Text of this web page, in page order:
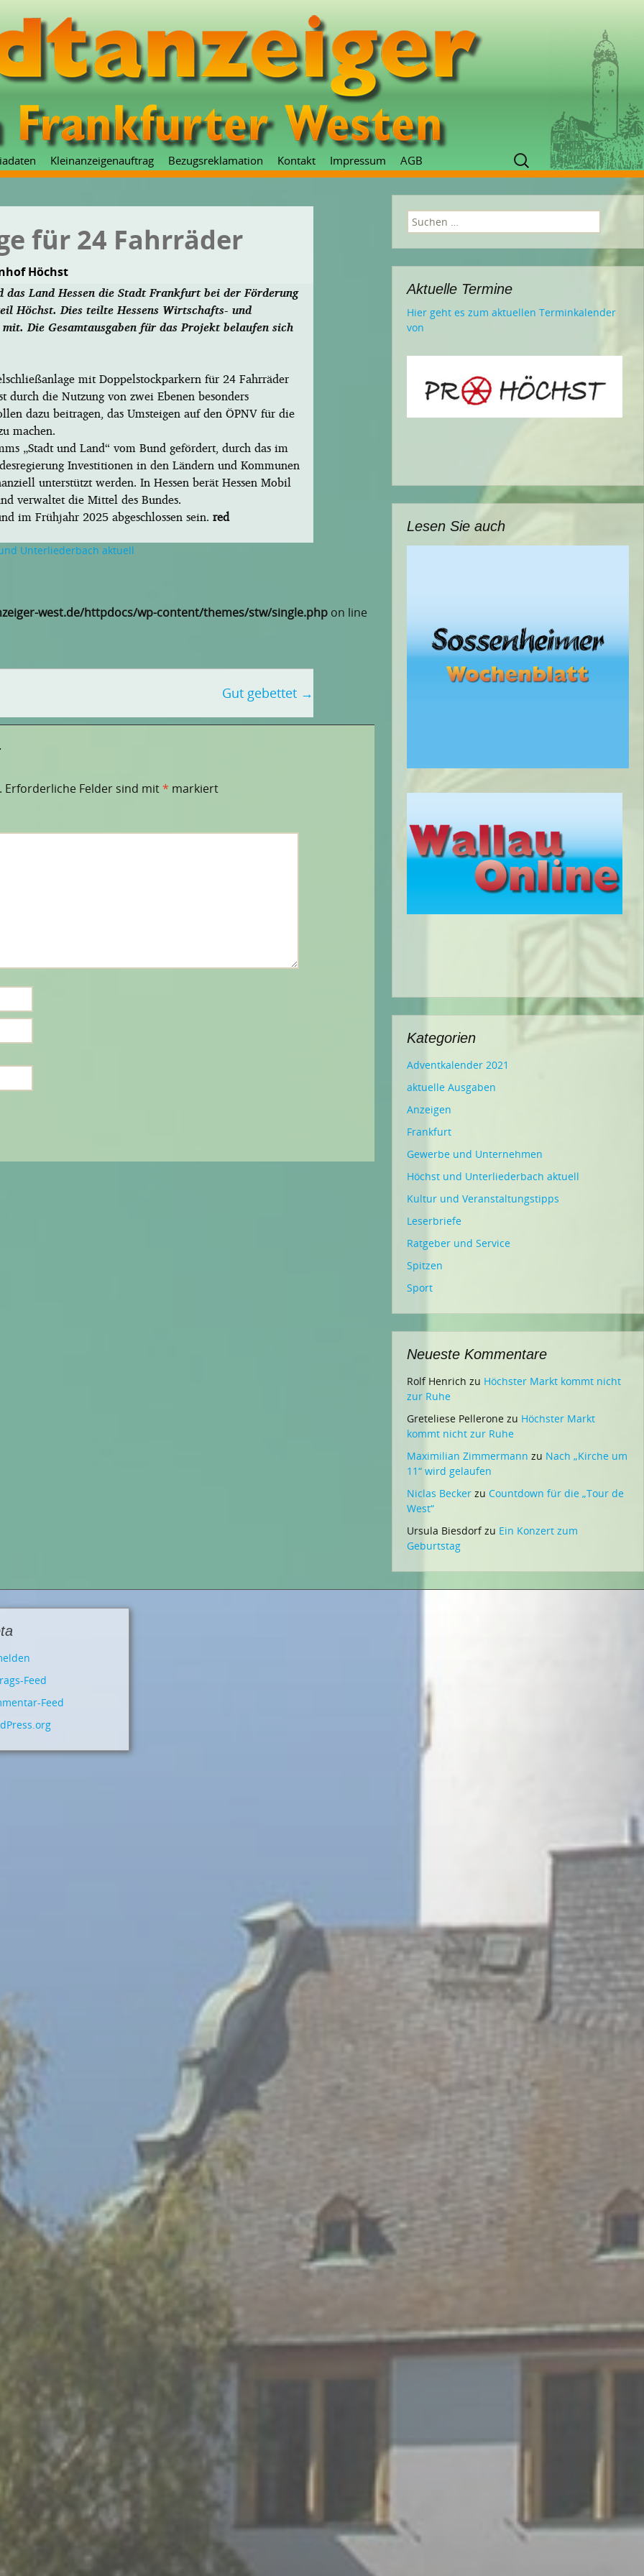
Zum
Inhalt
Kleinanzeigenauftrag Bezugsreklamation Kontakt Impressum AGB
Suchen
nach:
für 24 Fahrräder
Höchst
Land Hessen die Stadt Frankfurt bei der Förderung
Höchst. Dies teilte Hessens Wirtschafts- und
Die Gesamtausgaben für das Projekt belaufen sich
mit Doppelstockparkern für 24 Fahrräder
die Nutzung von zwei Ebenen besonders
dazu beitragen, das Umsteigen auf den ÖPNV für die
machen.
„Stadt und Land“ vom Bund gefördert, durch das im
Investitionen in den Ländern und Kommunen
unterstützt werden. In Hessen berät Hessen Mobil
verwaltet die Mittel des Bundes.
im Frühjahr 2025 abgeschlossen sein.red
Unterliederbach aktuell
west.de/httpdocs/wp-content/themes/stw/single.php on line
Gut gebettet →
Erforderliche Felder sind mit* markiert
Suchen
nach:
Aktuelle Termine
Hier geht es zum aktuellen Terminkalender
von
Lesen Sie auch
Kategorien
Adventkalender 2021
aktuelle Ausgaben
Anzeigen
Frankfurt
Gewerbe und Unternehmen
Höchst und Unterliederbach aktuell
Kultur und Veranstaltungstipps
Leserbriefe
Ratgeber und Service
Spitzen
Sport
Neueste Kommentare
Rolf Henrich zu Höchster Markt kommt nicht
zur Ruhe
Greteliese Pelleronezu Höchster Markt
kommt nicht zur Ruhe
Maximilian Zimmermann zu Nach „Kirche um
11“ wird gelaufen
Niclas Beckerzu Countdown für die „Tour de
West“
Ursula Biesdorfzu Ein Konzert zum
Geburtstag
Feed
Feed